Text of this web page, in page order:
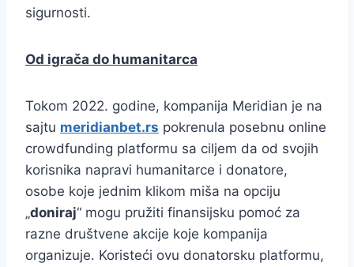
sigurnosti.
Od igrača do humanitarca
Tokom 2022. godine, kompanija Meridian je na
sajtu meridianbet.rs pokrenula posebnu online
crowdfunding platformu sa ciljem da od svojih
korisnika napravi humanitarce i donatore,
osobe koje jednim klikom miša na opciju
„doniraj“ mogu pružiti finansijsku pomoć za
razne društvene akcije koje kompanija
organizuje. Koristeći ovu donatorsku platformu,